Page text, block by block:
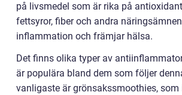
på livsmedel som är rika på
fettsyror, fiber och andra
inflammation och främjar hälsa.
Det finns olika typer av
är populära bland dem som följer
vanligaste är grönsakssmoothies, som